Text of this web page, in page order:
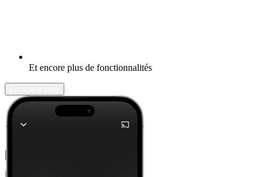
Et encore plus de fonctionnalités